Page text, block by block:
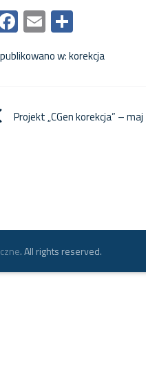
Facebook
Email
w:korekcja
Projekt „CGen korekcja” –
. All rights reserved.